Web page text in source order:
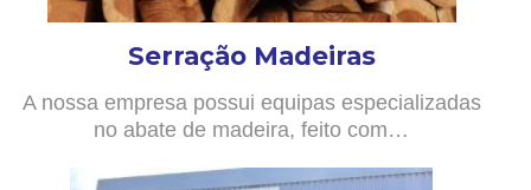
Serração Madeiras
A nossa empresa possui equipas especializadas
no abate de madeira, feito com…